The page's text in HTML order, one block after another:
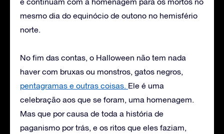
mesmo dia do equinócio de outono no hemisfério
norte.
No fim das contas, o Halloween não tem nada
haver com bruxas ou monstros, gatos negros,
pentagramas e outras coisas. Ele é uma
celebração aos que se foram, uma homenagem.
Mas que por causa de toda a história de
paganismo por trás, e os ritos que eles faziam,